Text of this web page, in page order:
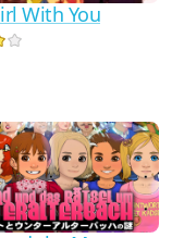
With You